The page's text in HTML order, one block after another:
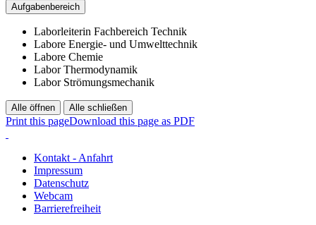
Aufgabenbereich
Laborleiterin Fachbereich Technik
Labore Energie- und Umwelttechnik
Labore Chemie
Labor Thermodynamik
Labor Strömungsmechanik
Alle öffnen Alle schließen
Print this pageDownload this page as PDF
Kontakt - Anfahrt
Impressum
Datenschutz
Webcam
Barrierefreiheit